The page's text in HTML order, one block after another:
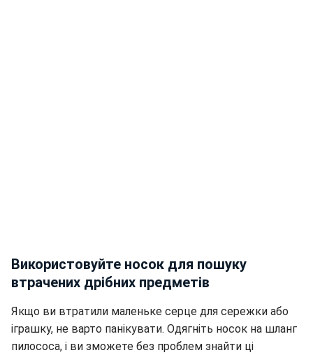
Використовуйте носок для пошуку
втрачених дрібних предметів
Якщо ви втратили маленьке серце для сережки або
іграшку, не варто панікувати. Одягніть носок на шланг
пилососа, і ви зможете без проблем знайти ці